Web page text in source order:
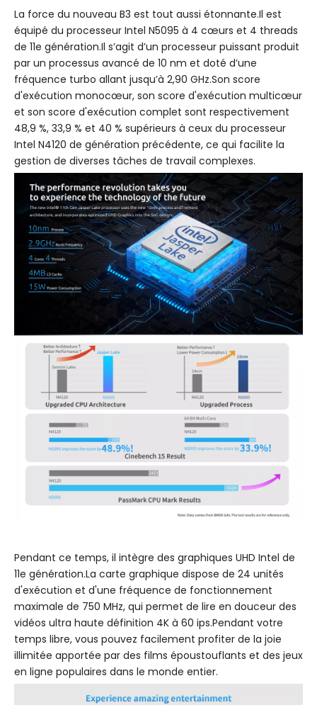
La force du nouveau B3 est tout aussi étonnante.Il est
équipé du processeur Intel N5095 à 4 cœurs et 4 threads
de 11e génération.Il s’agit d’un processeur puissant produit
par un processus avancé de 10 nm et doté d’une
fréquence turbo allant jusqu’à 2,90 GHz.Son score
d'exécution monocœur, son score d'exécution multicœur
et son score d'exécution complet sont respectivement
48,9 %, 33,9 % et 40 % supérieurs à ceux du processeur
Intel N4120 de génération précédente, ce qui facilite la
gestion de diverses tâches de travail complexes.
Pendant ce temps, il intègre des graphiques UHD Intel de
11e génération.La carte graphique dispose de 24 unités
d'exécution et d'une fréquence de fonctionnement
maximale de 750 MHz, qui permet de lire en douceur des
vidéos ultra haute définition 4K à 60 ips.Pendant votre
temps libre, vous pouvez facilement profiter de la joie
illimitée apportée par des films époustouflants et des jeux
en ligne populaires dans le monde entier.